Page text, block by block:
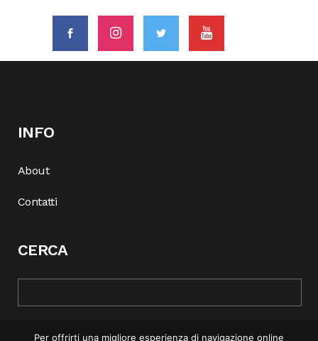
INFO
About
Contatti
CERCA
Per offrirti una migliore esperienza di navigazione online